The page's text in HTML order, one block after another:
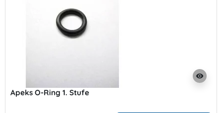
visibility
Apeks O-Ring 1. Stufe